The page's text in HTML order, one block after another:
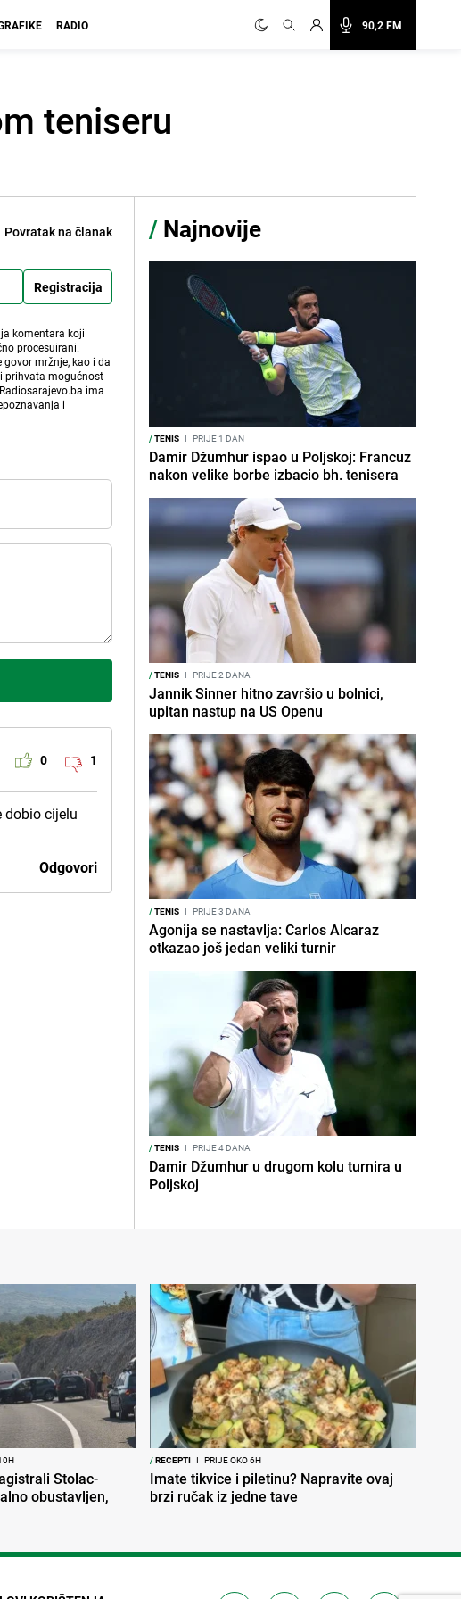
90,2 FM
RADIO
teniseru
Povratak na članak
Registracija
komentara koji
procesuirani.
mržnje, kao i da
prihvata mogućnost
ima
i
0 1
dobio cijelu
Odgovori
/ Najnovije
/TENIS I PRIJE 1 DAN
Damir Džumhur ispao u Poljskoj: Francuz
nakon velike borbe izbacio bh. tenisera
/TENIS I PRIJE 2 DANA
Jannik Sinner hitno završio u bolnici,
upitan nastup na US Openu
/TENIS I PRIJE 3 DANA
Agonija se nastavlja: Carlos Alcaraz
otkazao još jedan veliki turnir
/TENIS I PRIJE 4 DANA
Damir Džumhur u drugom kolu turnira u
Poljskoj
Stolac-
obustavljen,
/RECEPTI I PRIJE OKO 6H
Imate tikvice i piletinu? Napravite ovaj
brzi ručak iz jedne tave